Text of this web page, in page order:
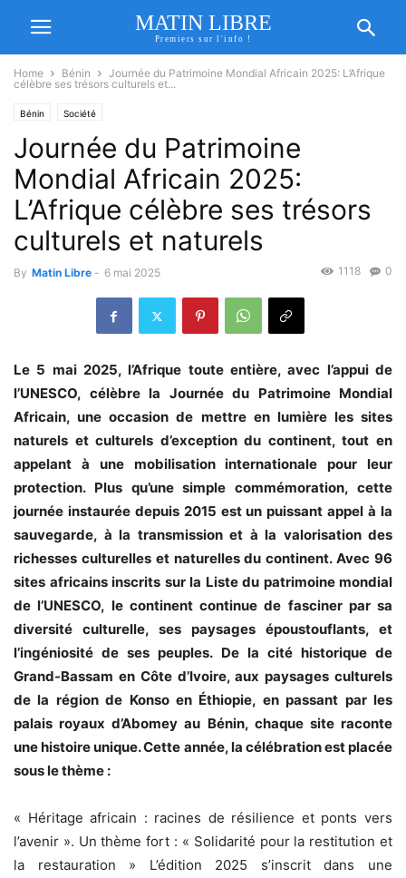
MATIN LIBRE
Premiers sur l'info !
Home Bénin
Journée du Patrimoine Mondial Africain 2025: L’Afrique
célèbre ses trésors culturels et...
Bénin Société
Journée du Patrimoine
Mondial Africain 2025:
L’Afrique célèbre ses trésors
culturels et naturels
By Matin Libre - 6 mai 2025 0
1118
Le 5 mai 2025, l’Afrique toute entière, avec l’appui de
l’UNESCO, célèbre la Journée du Patrimoine Mondial
Africain, une occasion de mettre en lumière les sites
naturels et culturels d’exception du continent, tout en
appelant à une mobilisation internationale pour leur
protection. Plus qu’une simple commémoration, cette
journée instaurée depuis 2015 est un puissant appel à la
sauvegarde, à la transmission et à la valorisation des
richesses culturelles et naturelles du continent. Avec 96
sites africains inscrits sur la Liste du patrimoine mondial
de l’UNESCO, le continent continue de fasciner par sa
diversité culturelle, ses paysages époustouflants, et
l’ingéniosité de ses peuples. De la cité historique de
Grand-Bassam en Côte d’Ivoire, aux paysages culturels
de la région de Konso en Éthiopie, en passant par les
palais royaux d’Abomey au Bénin, chaque site raconte
une histoire unique. Cette année, la célébration est placée
sous le thème :
« Héritage africain : racines de résilience et ponts vers
l’avenir ». Un thème fort : « Solidarité pour la restitution et
la restauration » L’édition 2025 s’inscrit dans une